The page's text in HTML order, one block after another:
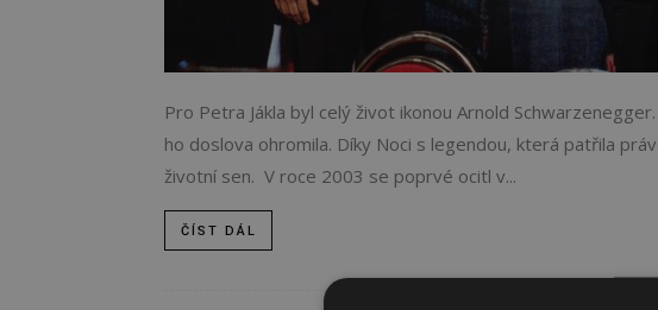
Pro Petra Jákla byl celý život ikonou Arnold
ho doslova ohromila. Díky Noci s legendou, která patřila
životní sen. V roce 2003 se poprvé ocitl v...
ČÍST DÁL